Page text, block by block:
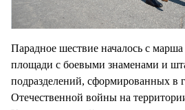
Парадное шествие началось с
площади с боевыми знаменами и
подразделений, сформированных в
Отечественной войны на